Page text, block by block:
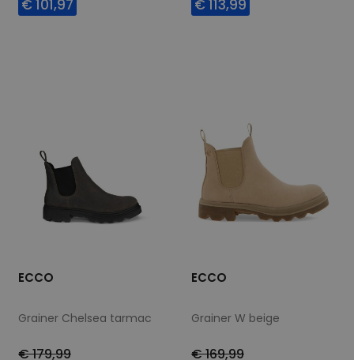
€ 101,97 € 113,99
ECCO
Grainer Chelsea tarmac
€ 179,99
ECCO
Grainer W beige
€ 169,99